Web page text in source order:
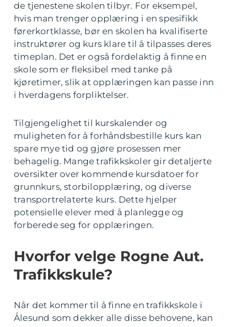
de tjenestene skolen tilbyr. For eksempel,
hvis man trenger opplæring i en spesifikk
førerkortklasse, bør en skolen ha kvalifiserte
instruktører og kurs klare til å tilpasses deres
timeplan. Det er også fordelaktig å finne en
skole som er fleksibel med tanke på
kjøretimer, slik at opplæringen kan passe inn
i hverdagens forpliktelser.
Tilgjengelighet til kurskalender og
muligheten for å forhåndsbestille kurs kan
spare mye tid og gjøre prosessen mer
behagelig. Mange trafikkskoler gir detaljerte
oversikter over kommende kursdatoer for
grunnkurs, storbilopplæring, og diverse
transportrelaterte kurs. Dette hjelper
potensielle elever med å planlegge og
forberede seg for opplæringen.
Hvorfor velge Rogne Aut.
Trafikkskule?
Når det kommer til å finne en trafikkskole i
Ålesund som dekker alle disse behovene, kan